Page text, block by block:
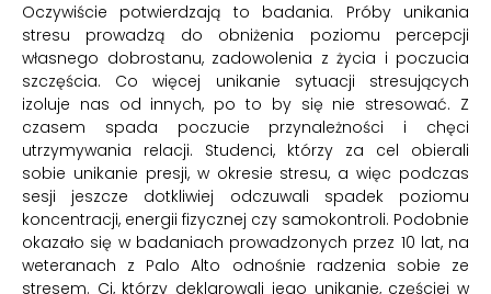
Oczywiście potwierdzają to badania. Próby unikania
stresu prowadzą do obniżenia poziomu percepcji
własnego dobrostanu, zadowolenia z życia i poczucia
szczęścia. Co więcej unikanie sytuacji stresujących
izoluje nas od innych, po to by się nie stresować. Z
czasem spada poczucie przynależności i chęci
utrzymywania relacji. Studenci, którzy za cel obierali
sobie unikanie presji, w okresie stresu, a więc podczas
sesji jeszcze dotkliwiej odczuwali spadek poziomu
koncentracji, energii fizycznej czy samokontroli. Podobnie
okazało się w badaniach prowadzonych przez 10 lat, na
weteranach z Palo Alto odnośnie radzenia sobie ze
stresem. Ci, którzy deklarowali jego unikanie, częściej w